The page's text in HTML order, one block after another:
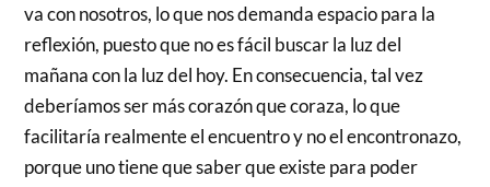
va con nosotros, lo que nos demanda espacio para la
reflexión, puesto que no es fácil buscar la luz del
mañana con la luz del hoy. En consecuencia, tal vez
deberíamos ser más corazón que coraza, lo que
facilitaría realmente el encuentro y no el encontronazo,
porque uno tiene que saber que existe para poder